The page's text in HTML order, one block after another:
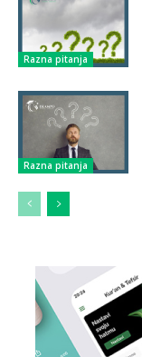
Razna pitanja
Razna pitanja